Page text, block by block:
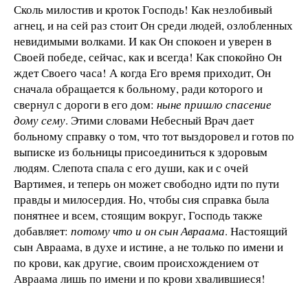
Сколь милостив и кроток Господь! Как незлобивый
агнец, и на сей раз стоит Он среди людей, озлобленных
невидимыми волками. И как Он спокоен и уверен в
Своей победе, сейчас, как и всегда! Как спокойно Он
ждет Своего часа! А когда Его время приходит, Он
сначала обращается к больному, ради которого и
свернул с дороги в его дом: ныне пришло спасение
дому сему. Этими словами Небесный Врач дает
больному справку о том, что тот выздоровел и готов по
выписке из больницы присоединиться к здоровым
людям. Слепота спала с его души, как и с очей
Вартимея, и теперь он может свободно идти по пути
правды и милосердия. Но, чтобы сия справка была
понятнее и всем, стоящим вокруг, Господь также
добавляет: потому что и он сын Авраама. Настоящий
сын Авраама, в духе и истине, а не только по имени и
по крови, как другие, своим происхождением от
Авраама лишь по имени и по крови хвалившиеся!